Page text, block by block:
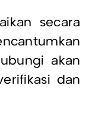
secara
akan
dan